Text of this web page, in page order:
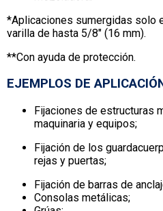
*Aplicaciones sumergidas solo
varilla de hasta 5/8″ (16 mm).
**Con ayuda de protección.
EJEMPLOS DE
Fijaciones de estructuras
maquinaria y equipos;
Fijación de los
rejas y puertas;
Fijación de barras de
Consolas metálicas;